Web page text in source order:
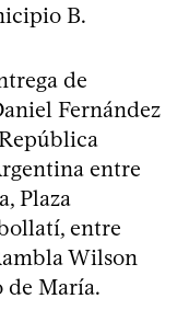
B.
de
Fernández
entre
Plaza
entre
Wilson
de María.